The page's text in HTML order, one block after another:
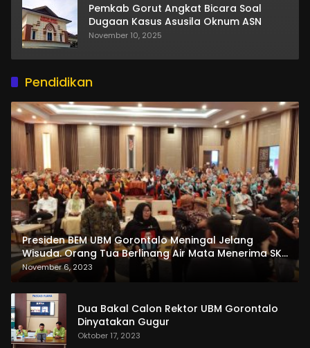
Pemkab Gorut Angkat Bicara Soal
Dugaan Kasus Asusila Oknum ASN
November 10, 2025
Pendidikan
Presiden BEM UBM Gorontalo Meningal Jelang
Wisuda. Orang Tua Berlinang Air Mata Menerima SKL
dan Pemasangan Salempang
November 6, 2023
Dua Bakal Calon Rektor UBM Gorontalo
Dinyatakan Gugur
Oktober 17, 2023